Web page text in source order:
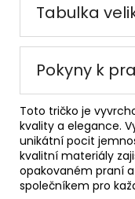
Tabulka
Pokyny k
Toto tričko je
kvality a elegance.
unikátní pocit
kvalitní materiály
opakovaném praní
společníkem pro